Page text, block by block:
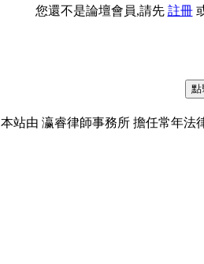
您還不是論壇會員,請先 註冊
本站由 瀛睿律師事務所 擔任常年法